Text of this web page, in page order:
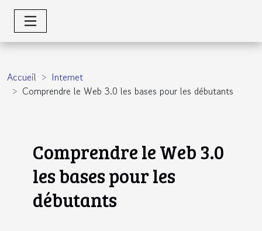
Accueil
Internet
Comprendre le Web 3.0 les bases pour les débutants
Comprendre le Web 3.0
les bases pour les
débutants